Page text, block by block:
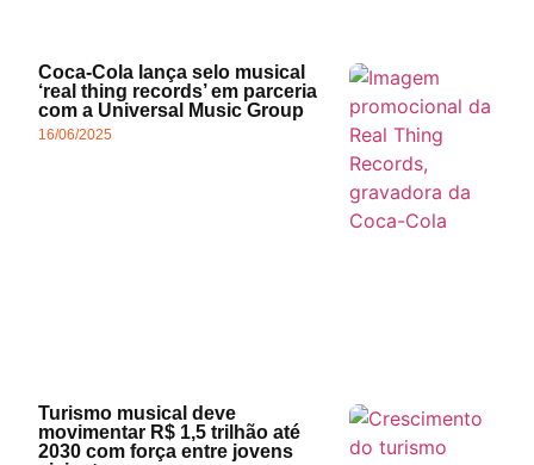
Coca-Cola lança selo musical
‘real thing records’ em parceria
com a Universal Music Group
16/06/2025
Turismo musical deve
movimentar R$ 1,5 trilhão até
2030 com força entre jovens